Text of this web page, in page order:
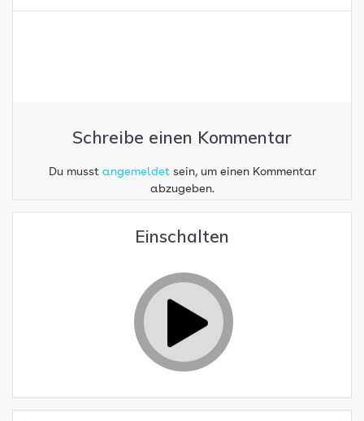
Schreibe einen Kommentar
Du musst angemeldetsein, um einen Kommentar
abzugeben.
Einschalten